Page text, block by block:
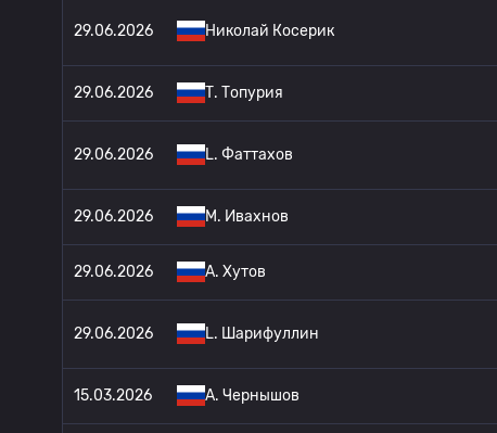
29.06.2026 Николай Косерик
29.06.2026 Т. Топурия
29.06.2026 L. Фаттахов
29.06.2026 М. Ивахнов
29.06.2026 A. Хутов
29.06.2026 L. Шарифуллин
15.03.2026 A. Чернышов